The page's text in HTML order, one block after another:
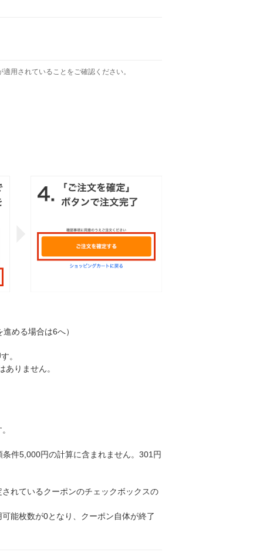
用されていることをご確認ください。
める場合は6へ）
。
りません。
件5,000円の計算に含まれません。301円
れているクーポンのチェックボックスの
能枚数が0となり、クーポン自体が終了